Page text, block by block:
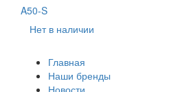
A50-S
Нет в наличии
Главная
Наши бренды